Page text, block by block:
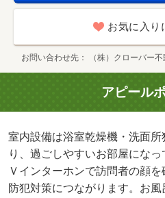
お気に入り
お問い合わせ先 （株）クローバー
アピール
室内設備は浴室乾燥機・洗面
り、過ごしやすいお部屋にな
Ｖインターホンで訪問者の顔
防犯対策につながります。お